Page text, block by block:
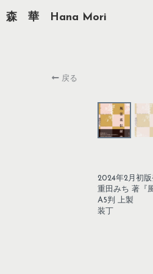
森　華　Hana Mori
戻る
2024年2月初版
重田みち 著『
A5判 上製